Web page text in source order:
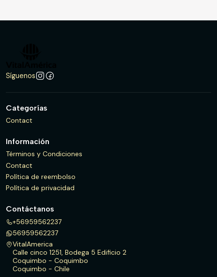
Síguenos
Categorías
Contact
Información
Términos y Condiciones
Contact
Política de reembolso
Política de privacidad
Contáctanos
+56959562237
56959562237
VitalAmerica
Calle cinco 1251, Bodega 5 Edificio 2
Coquimbo - Coquimbo
Coquimbo - Chile